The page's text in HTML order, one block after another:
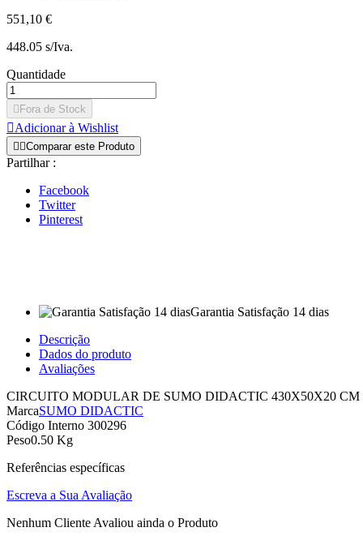
551,10 €
448.05 s/Iva.
Quantidade
 Fora de Stock
Adicionar à Wishlist
 Comparar este Produto
Partilhar :
Facebook
Twitter
Pinterest
Garantia Satisfação 14 dias
Descrição
Dados do produto
Avaliações
CIRCUITO MODULAR DE SUMO DIDACTIC 430X50X20
MarcaSUMO DIDACTIC
Código Interno 300296
Peso0.50 Kg
Referências específicas
Escreva a Sua Avaliação
Nenhum Cliente Avaliou ainda o Produto